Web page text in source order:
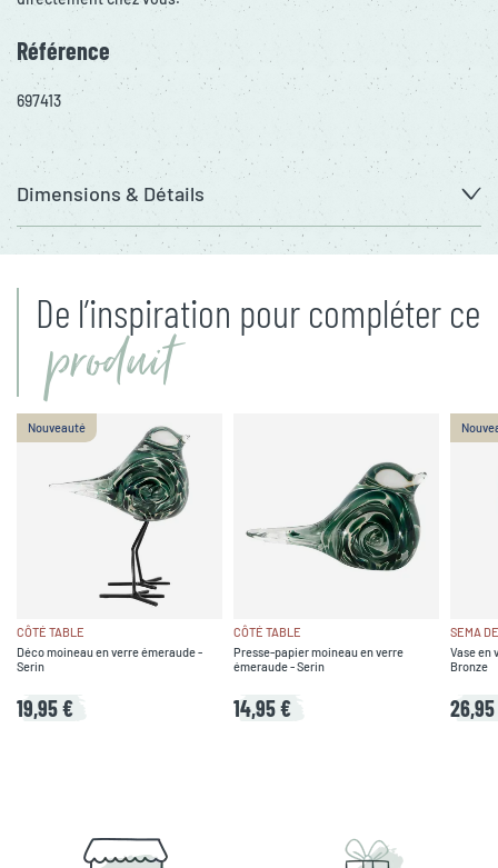
Référence
697413
Dimensions & Détails
De l’inspiration pour compléter ce
produit
Nouveauté
CÔTÉ TABLE
Déco moineau en verre émeraude -
Serin
19,95 €
CÔTÉ TABLE
Presse-papier moineau en verre
émeraude - Serin
14,95 €
SEMA
Vase en
Bronze